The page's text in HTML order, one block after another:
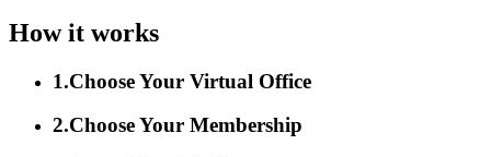
How it works
1.Choose Your Virtual Office
2.Choose Your Membership